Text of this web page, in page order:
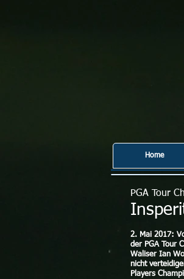
Home
PGA Tour
2. Mai 2017:
der PGA Tour
Waliser Ian
nicht
Players